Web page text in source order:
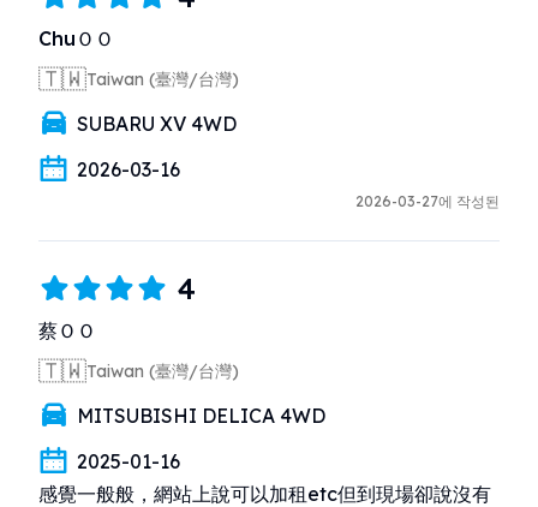
ChuＯＯ
🇹🇼Taiwan (臺灣/台灣)
SUBARU XV 4WD
2026-03-16
2026-03-27에 작성된
4
蔡ＯＯ
🇹🇼Taiwan (臺灣/台灣)
MITSUBISHI DELICA 4WD
2025-01-16
感覺一般般，網站上說可以加租etc但到現場卻說沒有